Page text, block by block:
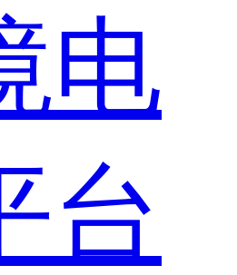
电
台